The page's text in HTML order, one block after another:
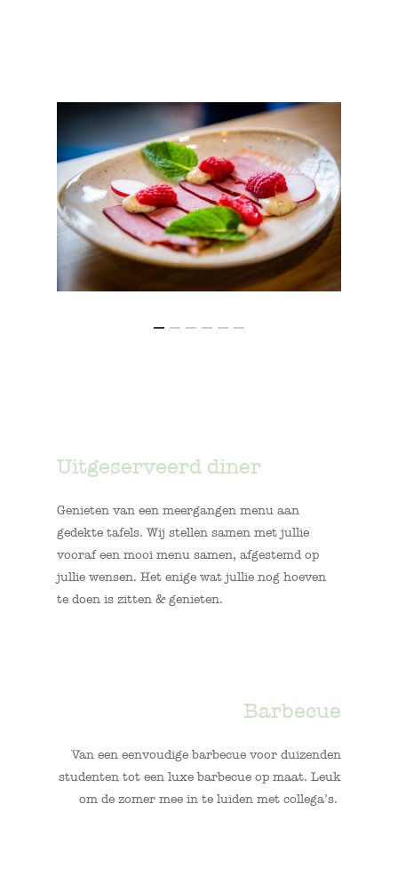
Uitgeserveerd diner
Genieten van een meergangen menu aan
gedekte tafels. Wij stellen samen met jullie
vooraf een mooi menu samen, afgestemd op
jullie wensen. Het enige wat jullie nog hoeven
te doen is zitten & genieten.
Barbecue
Van een eenvoudige barbecue voor duizenden
studenten tot een luxe barbecue op maat. Leuk
om de zomer mee in te luiden met collega’s.